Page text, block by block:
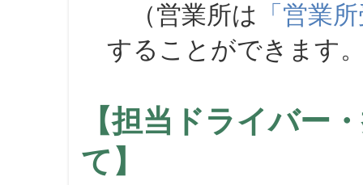
（営業所は 「営業
することができます
【担当ドライバー
て】